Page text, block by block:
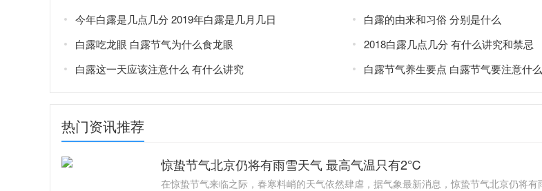
今年白露是几点几分 2019年白露是几月几日
白露的由来和习俗 分别是什么
白露吃龙眼 白露节气为什么食龙眼
2018白露几点几分 有什么讲究和禁忌
白露这一天应该注意什么 有什么讲究
白露节气养生要点 白露节气要注意什么
热门资讯推荐
惊蛰节气北京仍将有雨雪天气 最高气温只有2℃